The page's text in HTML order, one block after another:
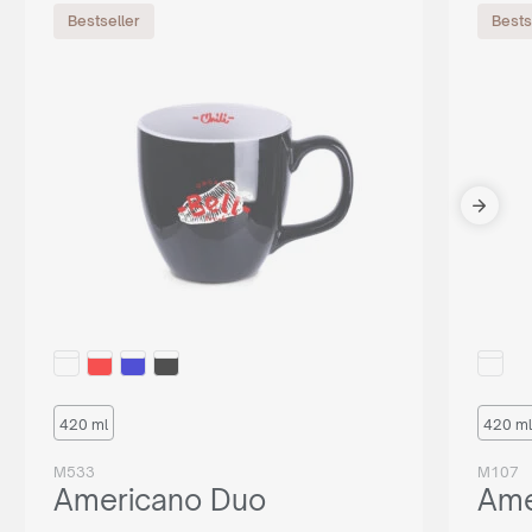
Bestseller
420 ml
M533
Americano Duo
420 ml
M107